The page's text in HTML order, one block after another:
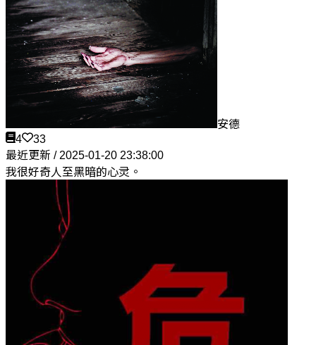
安德
4
33
最近更新 / 2025-01-20 23:38:00
我很好奇人至黑暗的心灵。